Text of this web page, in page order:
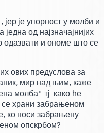
је упорност у молби и
од најзначајнијих
одазвати и ономе што се
ових предуслова за
мир над њим,каже:
молба" тј. како ће
храни забрањеном
ко носи забрањену
опскрбом?